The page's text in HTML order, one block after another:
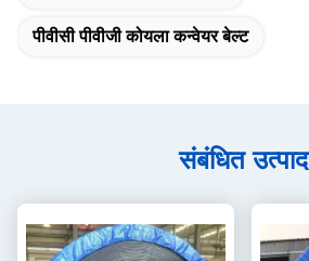
पीवीसी पीवीजी कोयला कन्वेयर बेल्ट
संबंधित उत्पाद